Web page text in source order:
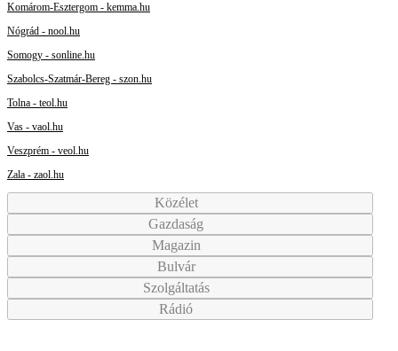
Komárom-Esztergom - kemma.hu
Nógrád - nool.hu
Somogy - sonline.hu
Szabolcs-Szatmár-Bereg - szon.hu
Tolna - teol.hu
Vas - vaol.hu
Veszprém - veol.hu
Zala - zaol.hu
Közélet
Gazdaság
Magazin
Bulvár
Szolgáltatás
Rádió